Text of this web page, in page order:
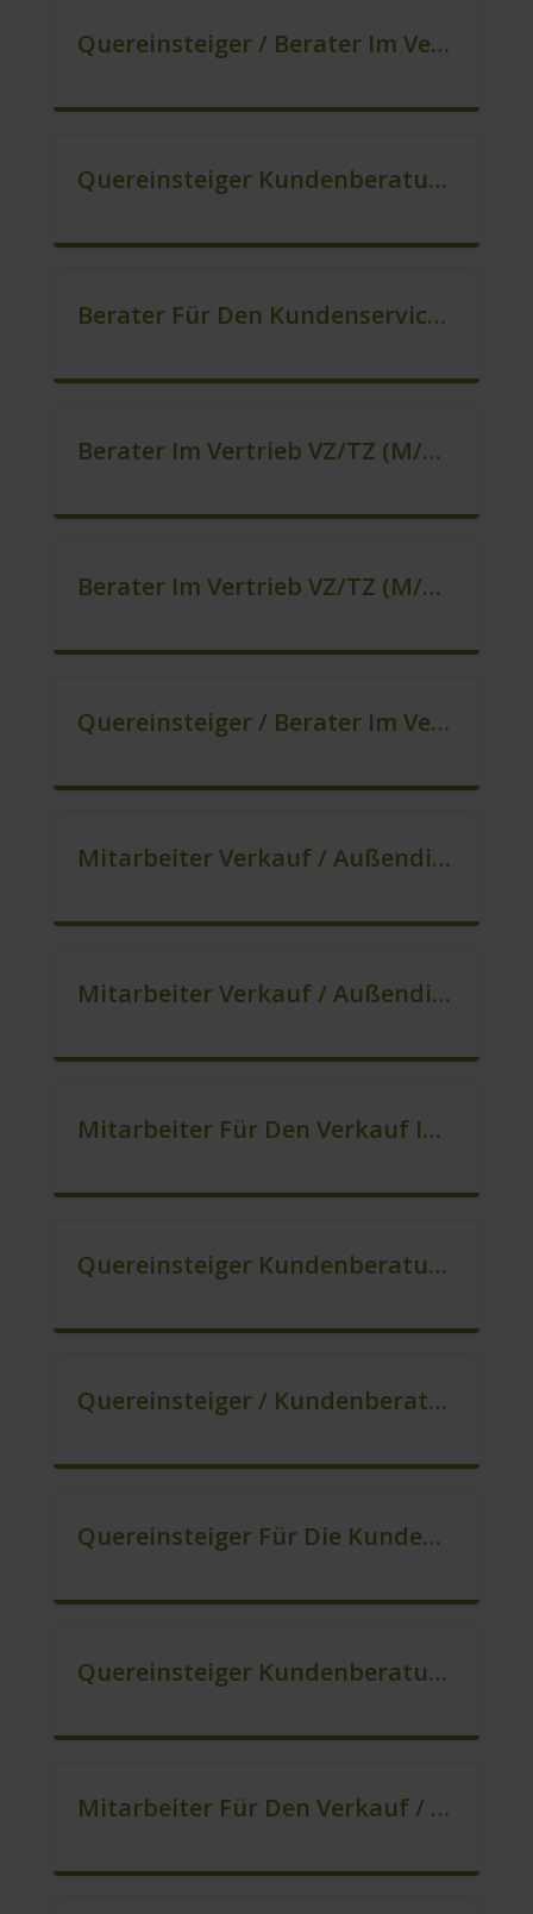
Quereinsteiger / Berater Im Vertrieb (m/w/d)
Quereinsteiger Kundenberatung (Außendienst) (m/w/d)
Berater Für Den Kundenservice (m/w/d)
Berater Im Vertrieb VZ/TZ (m/w/d)
Berater Im Vertrieb VZ/TZ (m/w/d)
Quereinsteiger / Berater Im Vertrieb – Ab Sofort (m/w/d)
Mitarbeiter Verkauf / Außendienst (m/w/d)
Mitarbeiter Verkauf / Außendienst (m/w/d)
Mitarbeiter Für Den Verkauf In VZ/TZ (m/w/d)
Quereinsteiger Kundenberatung (Außendienst) (m/w/d)
Quereinsteiger / Kundenberatung (B2C) (m/w/d)
Quereinsteiger Für Die Kundenberatung (m/w/d)
Quereinsteiger Kundenberatung Im Außendienst (m/w/d)
Mitarbeiter Für Den Verkauf / Quereinsteiger (m/w/d)